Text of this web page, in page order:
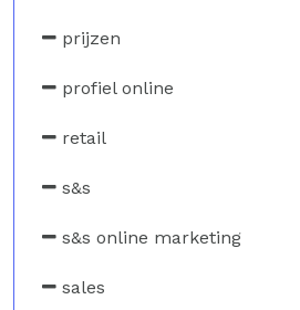
prijzen
profiel online
retail
s&s
s&s online marketing
sales